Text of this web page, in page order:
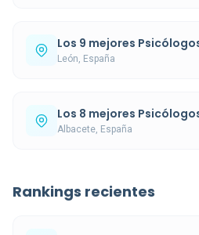
Los 9 mejores
León, España
Los 8 mejores
Albacete, España
Rankings recientes